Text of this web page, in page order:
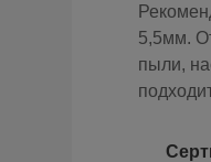
5,5мм.
пыли,